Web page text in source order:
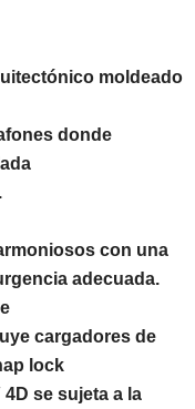
moldeado
donde
con una
adecuada.
cargadores de
lock
se sujeta a la